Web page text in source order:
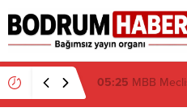
19:16Atatürk’ün
Düşünce Derneği
Navigasyon mu